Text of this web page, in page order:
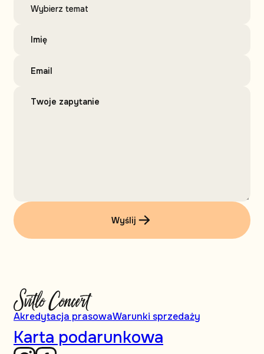
Wyślij
Akredytacja prasowaWarunki sprzedaży
Karta podarunkowa